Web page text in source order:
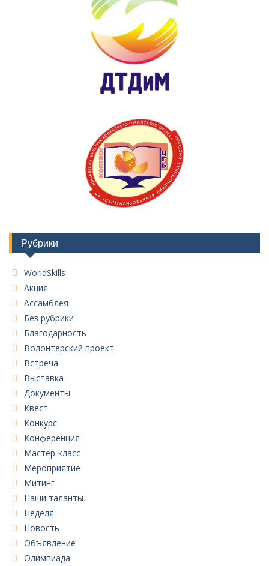
Рубрики
WorldSkills
Акция
Ассамблея
Без рубрики
Благодарность
Волонтерский проект
Встреча
Выставка
Документы
Квест
Конкурс
Конференция
Мастер-класс
Мероприятие
Митинг
Наши таланты.
Неделя
Новость
Объявление
Олимпиада